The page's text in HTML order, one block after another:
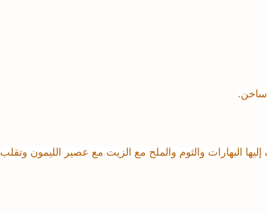
ساخن.
البهارات والثوم والملح مع الزيت مع عصير الليمون وتقلب